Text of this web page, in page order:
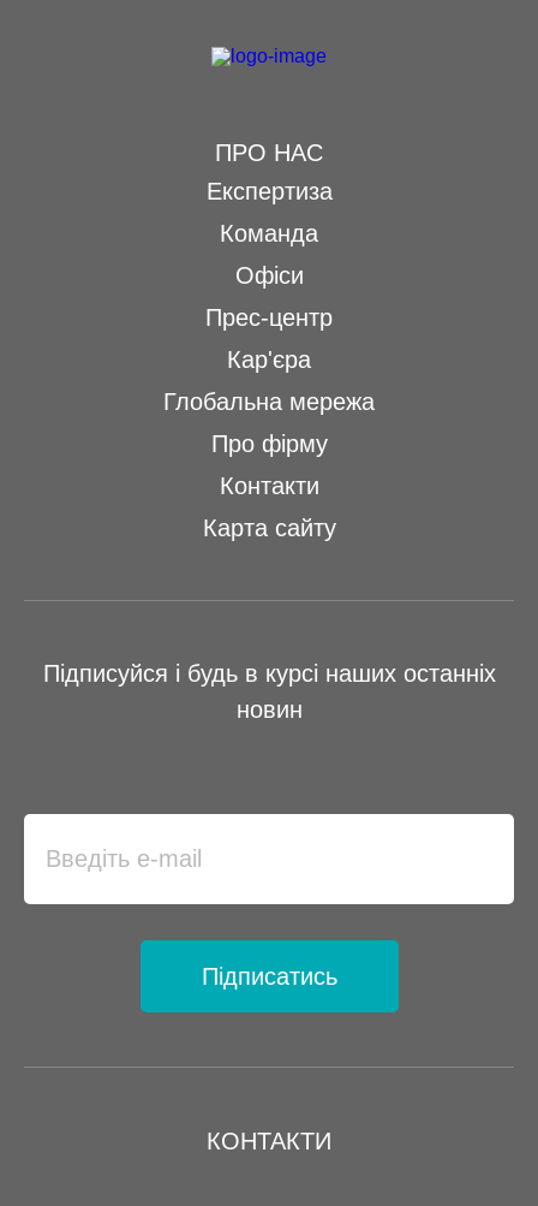
КОНТАКТИ
ПРО НАС
Експертиза
Команда
Офіси
Прес-центр
Кар'єра
Глобальна мережа
Про фірму
Контакти
Карта сайту
Підписуйся і будь в курсі наших останніх
новин
Підписатись